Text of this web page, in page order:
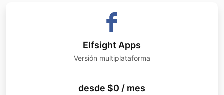
Elfsight Apps
Versión multiplataforma
desde $0 / mes